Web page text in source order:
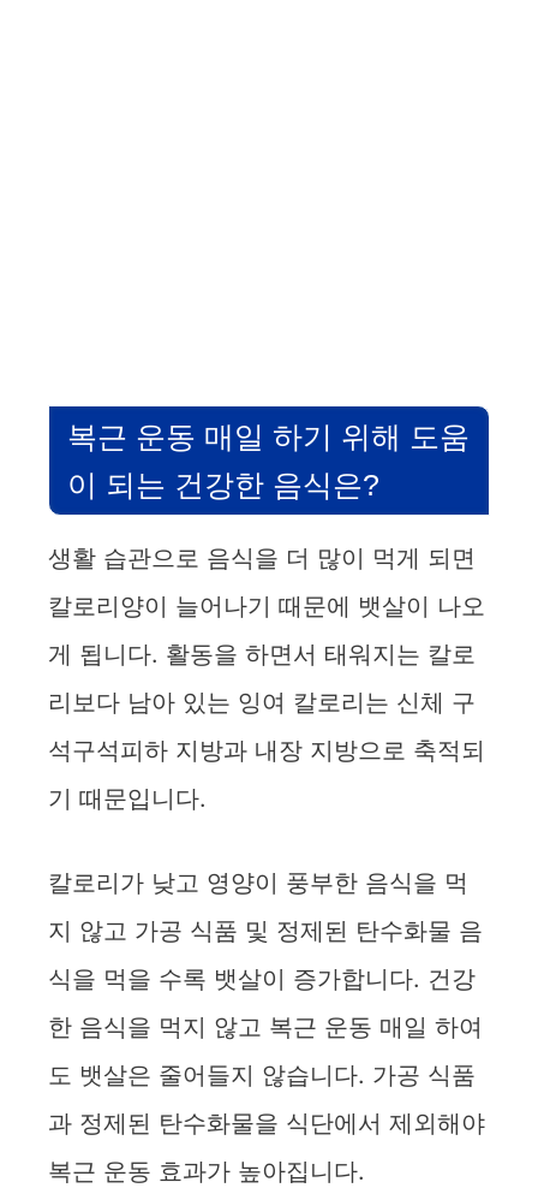
복근 운동 매일 하기 위해 도움
이 되는 건강한 음식은?
생활 습관으로 음식을 더 많이 먹게 되면
칼로리양이 늘어나기 때문에 뱃살이 나오
게 됩니다. 활동을 하면서 태워지는 칼로
리보다 남아 있는 잉여 칼로리는 신체 구
석구석피하 지방과 내장 지방으로 축적되
기 때문입니다.
칼로리가 낮고 영양이 풍부한 음식을 먹
지 않고 가공 식품 및 정제된 탄수화물 음
식을 먹을 수록 뱃살이 증가합니다. 건강
한 음식을 먹지 않고 복근 운동 매일 하여
도 뱃살은 줄어들지 않습니다. 가공 식품
과 정제된 탄수화물을 식단에서 제외해야
복근 운동 효과가 높아집니다.